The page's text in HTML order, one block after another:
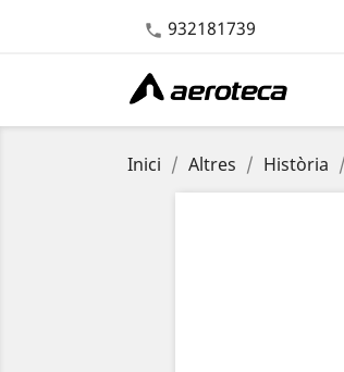
 932181739
Inici Altres Història